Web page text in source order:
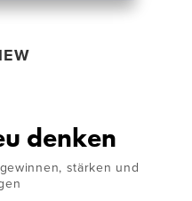
denken
stärken und